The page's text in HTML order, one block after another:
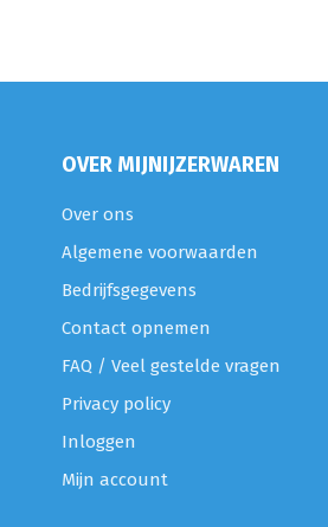
OVER MIJNIJZERWAREN
Over ons
Algemene voorwaarden
Bedrijfsgegevens
Contact opnemen
FAQ / Veel gestelde vragen
Privacy policy
Inloggen
Mijn account